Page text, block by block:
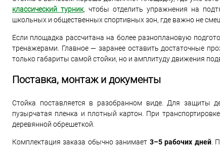
классический турник, чтобы отделить упражнения на
школьных и общественных спортивных зон, где важно не
Если площадка рассчитана на более разноплановую
тренажерами. Главное — заранее оставить достаточные
только габариты самой стойки, но и амплитуду движения
Поставка, монтаж и документы
Стойка поставляется в разобранном виде. Для защиты
пузырчатая пленка и плотный картон. При
деревянной обрешеткой.
Комплектация заказа обычно занимает 3–5 рабочих дней.